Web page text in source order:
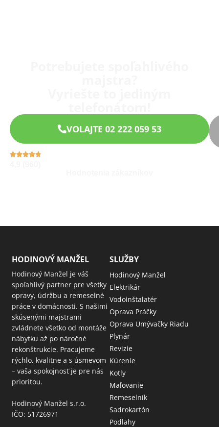
VOLAJTE 02 222 059 53
HODINOVÝ MANŽEL
Hodinový Manžel je váš
spoľahlivý partner pre všetky
opravy, údržbu a remeselné
práce v domácnosti. S našimi
skúsenými majstrami
zvládnete všetko od montáže
nábytku až po náročné
rekonštrukcie. Pracujeme
rýchlo, kvalitne a s úsmevom
– vaša spokojnosť je pre nás
prioritou.
Hodinový Manžel s.r.o.
IČO: 51726971
SLUŽBY
Hodinový Manžel
Elektrikár
Vodoinštalatér
Oprava Práčky
Oprava Umývačky Riadu
Plynár
Revizie
Kúrenie
Kotly
Maľovanie
Remeselník
Sadrokartón
Podlahy